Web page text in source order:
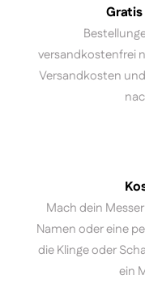
versandkostenfrei
Versandkosten
Mach dein
Namen oder eine
die Klinge oder
ein